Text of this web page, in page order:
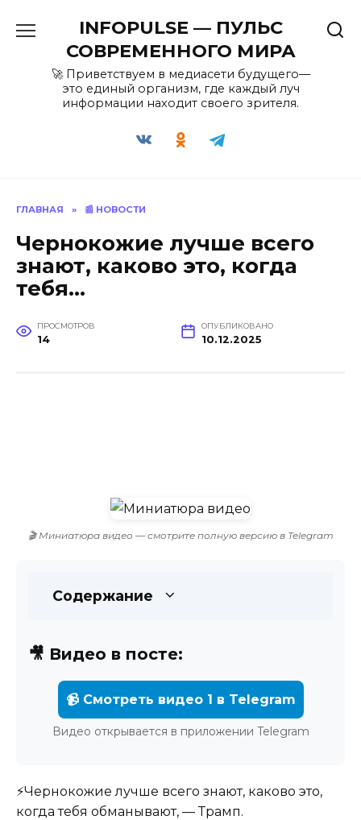
содержанию
INFOPULSE — ПУЛЬС
СОВРЕМЕННОГО МИРА
🚀 Приветствуем в медиасети будущего—
это единый организм, где каждый луч
информации находит своего зрителя.
ГЛАВНАЯ » 📰 НОВОСТИ
Чернокожие лучше всего
знают, каково это, когда
тебя…
ПРОСМОТРОВ
14
ОПУБЛИКОВАНО
10.12.2025
🎬 Миниатюра видео — смотрите полную версию в Telegram
Содержание
🎥 Видео в посте:
📹 Смотреть видео 1 в Telegram
Видео открывается в приложении Telegram
⚡️Чернокожие лучше всего знают, каково это,
когда тебя обманывают, — Трамп.